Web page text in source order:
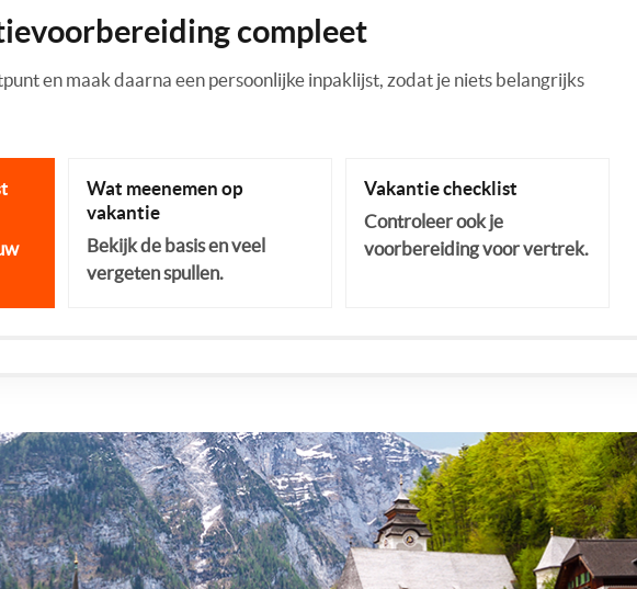
compleet
en maak daarna een persoonlijke inpaklijst, zodat je niets belangrijks
Wat meenemen op
vakantie
Bekijk de basis en veel
vergeten spullen.
Vakantie checklist
Controleer ook je
voorbereiding voor vertrek.